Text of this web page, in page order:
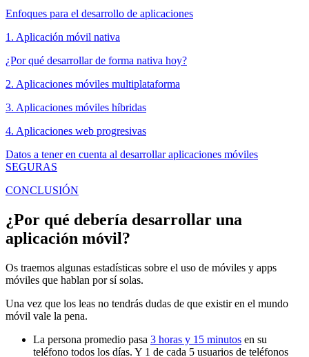
Enfoques para el desarrollo de aplicaciones
1. Aplicación móvil nativa
¿Por qué desarrollar de forma nativa hoy?
2. Aplicaciones móviles multiplataforma
3. Aplicaciones móviles híbridas
4. Aplicaciones web progresivas
Datos a tener en cuenta al desarrollar aplicaciones móviles
SEGURAS
CONCLUSIÓN
¿Por qué debería desarrollar una
aplicación móvil?
Os traemos algunas estadísticas sobre el uso de móviles y apps
móviles que hablan por sí solas.
Una vez que los leas no tendrás dudas de que existir en el mundo
móvil vale la pena.
La persona promedio pasa 3 horas y 15 minutos en su
teléfono todos los días. Y 1 de cada 5 usuarios de teléfonos